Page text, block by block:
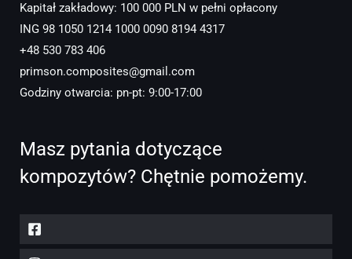
Kapitał zakładowy: 100 000 PLN w pełni opłacony
ING 98 1050 1214 1000 0090 8194 4317
+48 530 783 406
primson.composites@gmail.com
Godziny otwarcia: pn-pt: 9:00-17:00
Masz pytania dotyczące
kompozytów? Chętnie pomożemy.